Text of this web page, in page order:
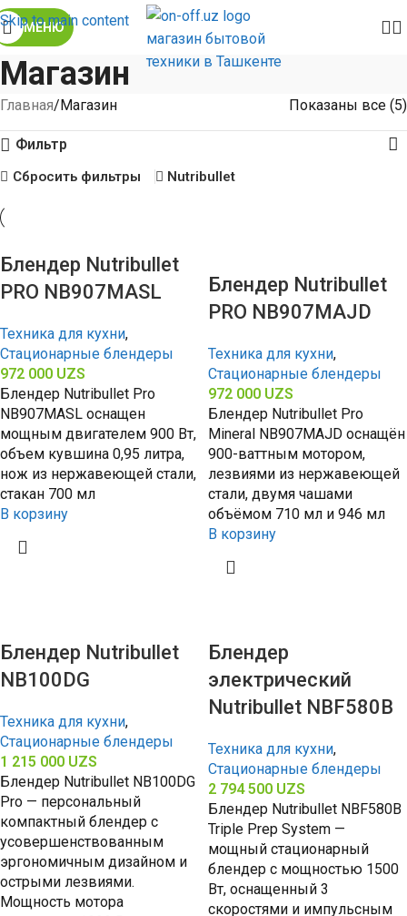
Skip to main content
МЕНЮ
Магазин
Главная Магазин Показаны все (5)
Фильтр
Сбросить фильтры Nutribullet
Блендер Nutribullet
PRO NB907MASL
Техника для кухни,
Стационарные блендеры
972 000 UZS
Блендер Nutribullet Pro
NB907MASL оснащен
мощным двигателем 900 Вт,
объем кувшина 0,95 литра,
нож из нержавеющей стали,
стакан 700 мл
В корзину
Блендер Nutribullet
PRO NB907MAJD
Техника для кухни,
Стационарные блендеры
972 000 UZS
Блендер Nutribullet Pro
Mineral NB907MAJD оснащён
900-ваттным мотором,
лезвиями из нержавеющей
стали, двумя чашами
объёмом 710 мл и 946 мл
В корзину
Блендер Nutribullet
NB100DG
Техника для кухни,
Стационарные блендеры
1 215 000 UZS
Блендер Nutribullet NB100DG
Pro — персональный
компактный блендер с
усовершенствованным
эргономичным дизайном и
острыми лезвиями.
Мощность мотора
Блендер
электрический
Nutribullet NBF580B
Техника для кухни,
Стационарные блендеры
2 794 500 UZS
Блендер Nutribullet NBF580B
Triple Prep System —
мощный стационарный
блендер с мощностью 1500
Вт, оснащенный 3
скоростями и импульсным